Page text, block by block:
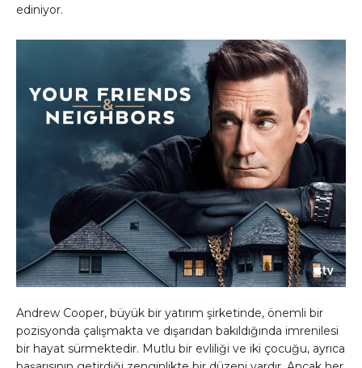
ediniyor.
Andrew Cooper, büyük bir yatırım şirketinde, önemli bir
pozisyonda çalışmakta ve dışarıdan bakıldığında imrenilesi
bir hayat sürmektedir. Mutlu bir evliliği ve iki çocuğu, ayrıca